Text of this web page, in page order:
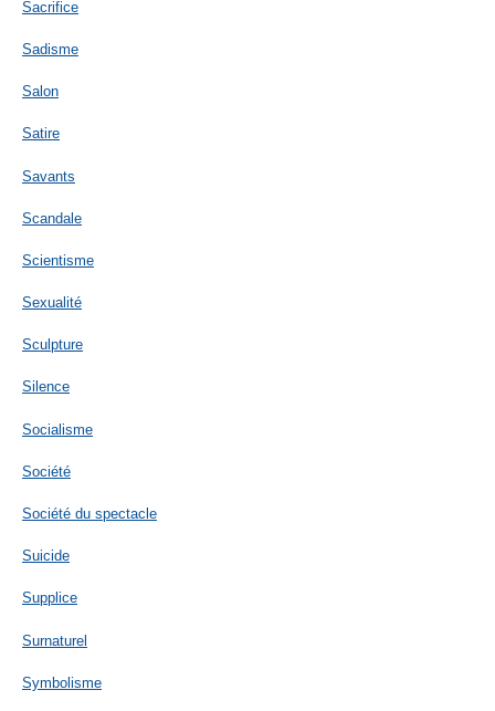
Sacrifice
Sadisme
Salon
Satire
Savants
Scandale
Scientisme
Sexualité
Sculpture
Silence
Socialisme
Société
Société du spectacle
Suicide
Supplice
Surnaturel
Symbolisme